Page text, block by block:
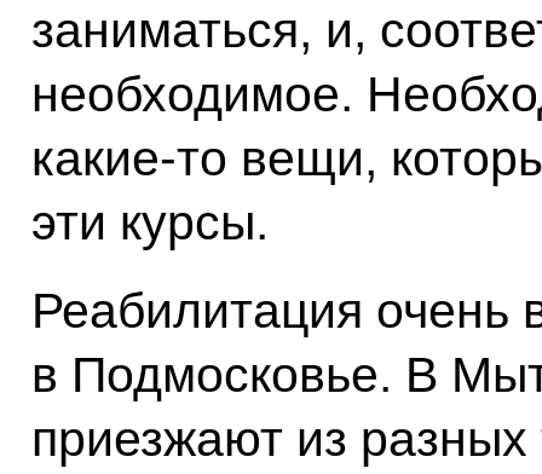
заниматься, и,
необходимое.
какие-то вещи,
эти курсы.
Реабилитация очень
в Подмосковье. В
приезжают из